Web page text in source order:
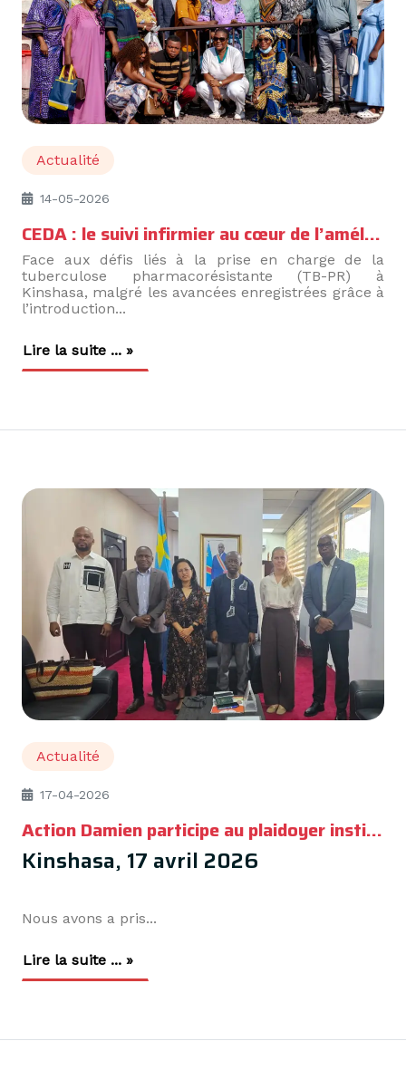
Actualité
14-05-2026
CEDA : le suivi infirmier au cœur de l’amélioration de la prise en charge de la TB-PR à Kinshasa
Face aux défis liés à la prise en charge de la
tuberculose pharmacorésistante (TB-PR) à
Kinshasa, malgré les avancées enregistrées grâce à
l’introduction...
Lire la suite ... »
Actualité
17-04-2026
Action Damien participe au plaidoyer institutionnel du consortium HICO pour le programme quinquennal 2027–2031
Kinshasa, 17 avril 2026
Nous avons a pris...
Lire la suite ... »